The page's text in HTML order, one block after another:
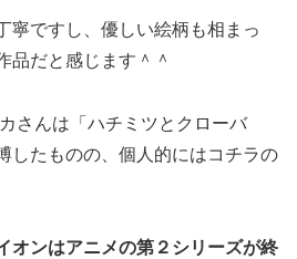
寧ですし、優しい絵柄も相まっ
品だと感じます＾＾
さんは「ハチミツとクローバ
したものの、個人的にはコチラの
オンはアニメの第２シリーズが終